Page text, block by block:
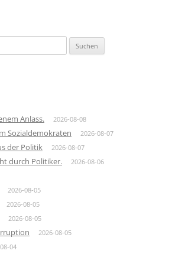
Anlass. 2026-08-08
Sozialdemokraten 2026-08-07
der Politik 2026-08-07
durch Politiker. 2026-08-06
2026-08-05
2026-08-05
2026-08-05
2026-08-05
04